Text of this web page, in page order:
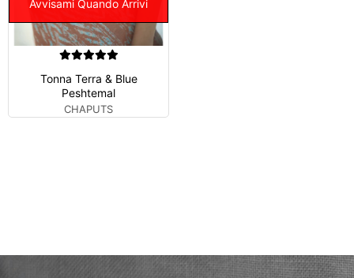
Avvisami Quando Arrivi
Tonna Terra & Blue
Peshtemal
CHAPUTS